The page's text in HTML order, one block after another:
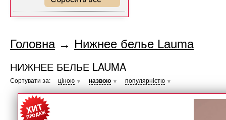
Головна→ Нижнее белье Lauma
НИЖНЕЕ БЕЛЬЕ LAUMA
Сортувати за: ціною ▼ назвою ▼ популярністю ▼